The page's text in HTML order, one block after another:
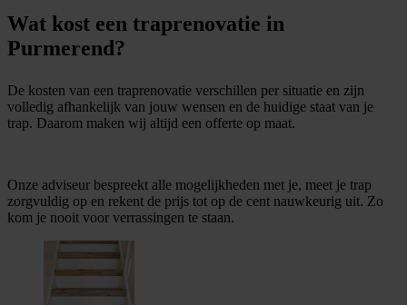
Wat kost een traprenovatie in
Purmerend?
De kosten van een traprenovatie verschillen per situatie en zijn
volledig afhankelijk van jouw wensen en de huidige staat van je
trap. Daarom maken wij altijd een offerte op maat.
Onze adviseur bespreekt alle mogelijkheden met je, meet je trap
zorgvuldig op en rekent de prijs tot op de cent nauwkeurig uit. Zo
kom je nooit voor verrassingen te staan.